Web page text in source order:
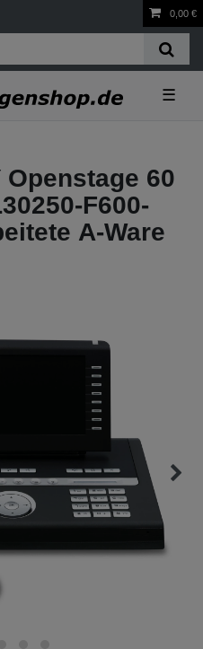
0,00 €
☰
Openstage 60
F600-
A-Ware